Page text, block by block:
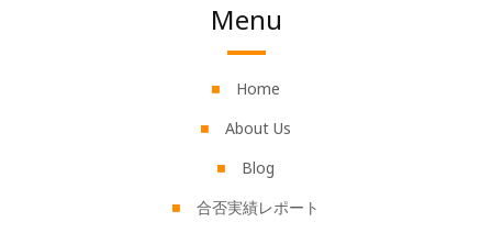
Menu
Home
About Us
Blog
合否実績レポート